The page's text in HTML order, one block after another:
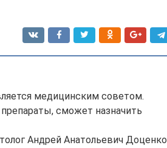
медицинским советом.
сможет назначить
Андрей Анатольевич Доценко